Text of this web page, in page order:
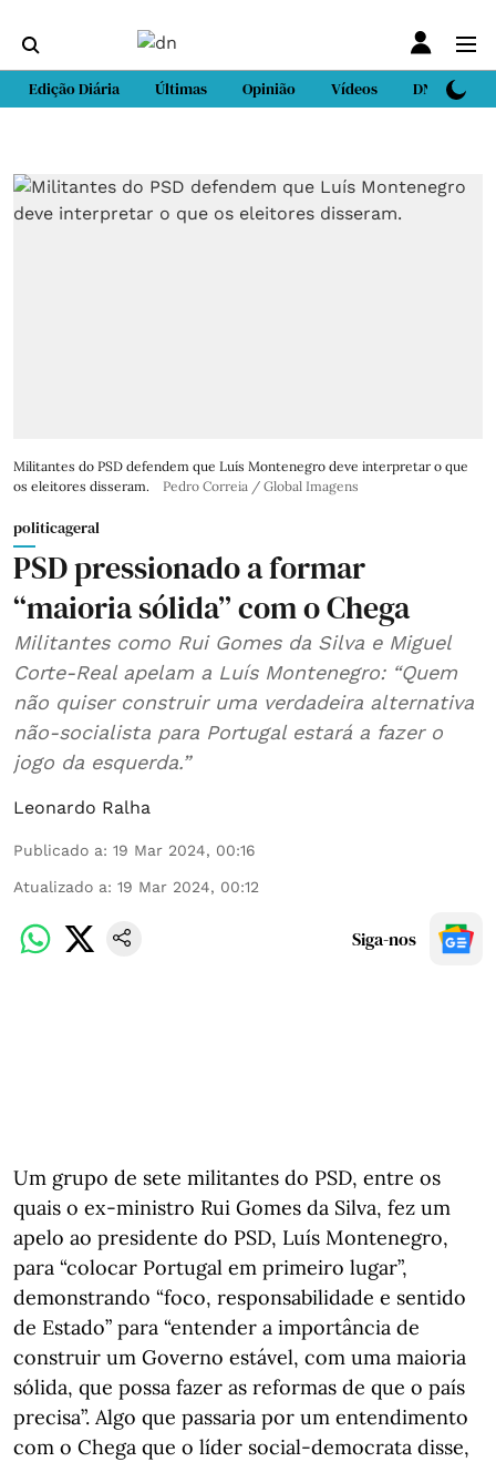
Edição Diária Últimas Opinião Vídeos DN Sport
Militantes do PSD defendem que Luís Montenegro deve interpretar o que
os eleitores disseram.
Pedro Correia / Global Imagens
politicageral
PSD pressionado a formar
“maioria sólida” com o Chega
Militantes como Rui Gomes da Silva e Miguel
Corte-Real apelam a Luís Montenegro: “Quem
não quiser construir uma verdadeira alternativa
não-socialista para Portugal estará a fazer o
jogo da esquerda.”
Leonardo Ralha
Publicado a: 19 Mar 2024, 00:16
Atualizado a: 19 Mar 2024, 00:12
Siga-nos
Um grupo de sete militantes do PSD, entre os
quais o ex-ministro Rui Gomes da Silva, fez um
apelo ao presidente do PSD, Luís Montenegro,
para “colocar Portugal em primeiro lugar”,
demonstrando “foco, responsabilidade e sentido
de Estado” para “entender a importância de
construir um Governo estável, com uma maioria
sólida, que possa fazer as reformas de que o país
precisa”. Algo que passaria por um entendimento
com o Chega que o líder social-democrata disse,